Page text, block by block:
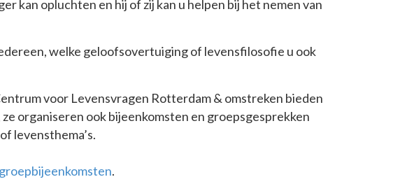
kan opluchten en hij of zij kan u helpen bij het nemen van
welke geloofsovertuiging of levensfilosofie u ook
voor Levensvragen Rotterdam & omstreken bieden
organiseren ook bijeenkomsten en groepsgesprekken
levensthema’s.
.